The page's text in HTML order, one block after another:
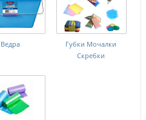
Ведра
Губки Мочалки
Скребки